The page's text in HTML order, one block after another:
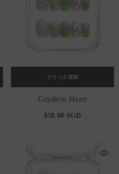
クイック追加
Gradient Heart
$58.00 SGD